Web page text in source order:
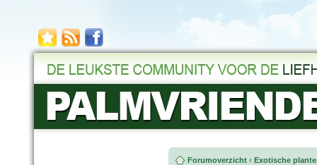
Forumoverzicht ‹ Exotische